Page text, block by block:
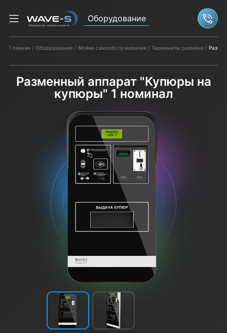
Оборудование
Главная Оборудование Мойки самообслуживания Терминалы размена
Разменный аппарат "Купюры на
купюры" 1 номинал